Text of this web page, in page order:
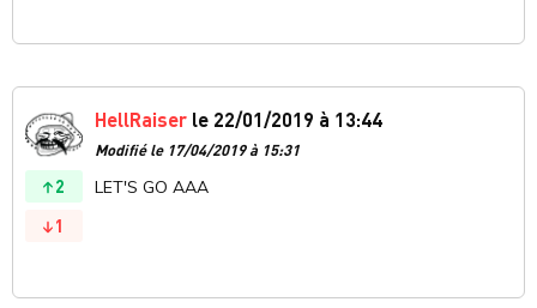
2
1
HellRaiser le 22/01/2019 à 13:44
Modifié le 17/04/2019 à 15:31
LET'S GO AAA